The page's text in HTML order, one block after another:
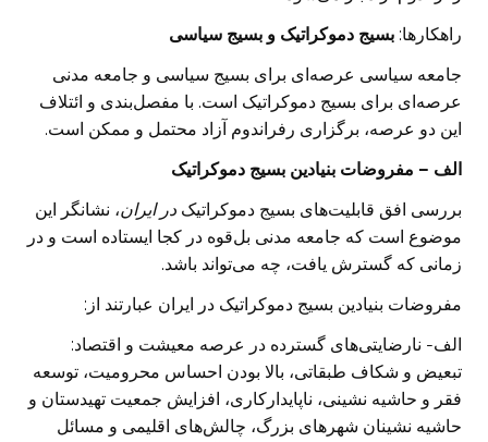
راهکارها: بسیج دموکراتیک و بسیج سیاسی
جامعه سیاسی عرصه‌ای برای بسیج سیاسی و جامعه مدنی
عرصه‌ای برای بسیج دموکراتیک است. با مفصل‌بندی و ائتلاف
این دو عرصه، برگزاری رفراندوم آزاد محتمل و ممکن است.
الف – مفروضات بنیادین بسیج دموکراتیک
بررسی افق قابلیت‌های بسیج دموکراتیک در ایران، نشانگر این
موضوع است که جامعه مدنی بل‌قوه در کجا ایستاده است و در
زمانی که گسترش یافت، چه می‌تواند باشد.
مفروضات بنیادین بسیج دموکراتیک در ایران عبارتند از:
الف- نارضایتی‌های گسترده در عرصه معیشت و اقتصاد:
تبعیض و شکاف طبقاتی، بالا بودن احساس محرومیت، توسعه
فقر و حاشیه نشینی، ناپایدارکاری، افزایش جمعیت تهیدستان و
حاشیه نشینان شهرهای بزرگ، چالش‌های اقلیمی و مسائل